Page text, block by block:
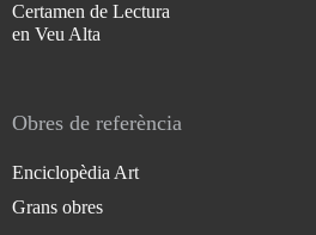
Certamen de Lectura
en Veu Alta
Obres de referència
Enciclopèdia Art
Grans obres